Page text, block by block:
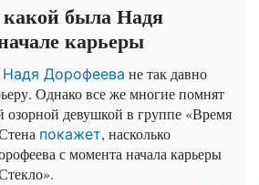
была Надя
карьеры
Надя Дорофеева не так давно
Однако все же многие помнят
озорной девушкой в группе «Время
покажет, насколько
с момента начала карьеры